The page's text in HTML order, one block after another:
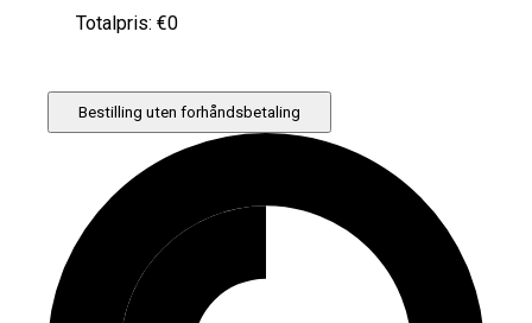
Totalpris: €0
Bestilling uten forhåndsbetaling